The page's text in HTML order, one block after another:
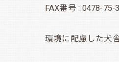
FAX番号 : 0478-75-
環境に配慮した犬